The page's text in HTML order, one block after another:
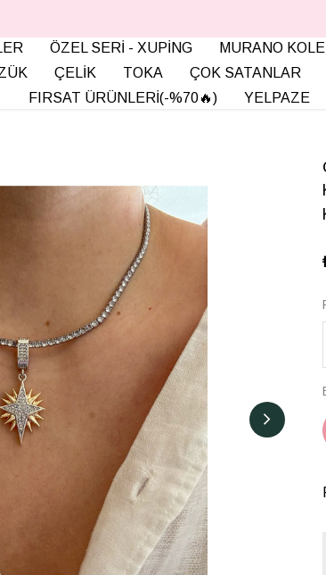
ÖZEL SERİ - XUPİNG MURANO
ÇELİK TOKA ÇOK SATANLAR
FIRSAT ÜRÜNLERİ(-%70🔥)
YELPAZE